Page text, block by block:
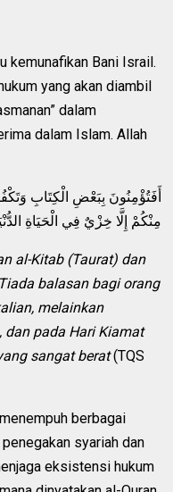
kemunafikan Bani Israil.
yang akan diambil
dalam
dalam Islam. Allah
أَفَتُؤْمِنُونَ بِبَعْضِ الْكِتَابِ
مِنْكُمْ إِلَّا خِزْيٌ فِي الْحَيَاةِ
al-Kitab (Taurat) dan
balasan bagi orang
melainkan
dan pada Hari Kiamat
sangat berat(TQS
berbagai
syariah dan
eksistensi hukum